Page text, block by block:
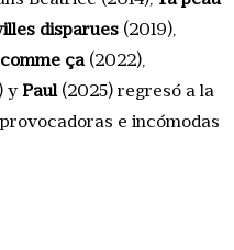
disparues (2019),
ça(2022),
y Paul(2025) regresó a la
e incómodas